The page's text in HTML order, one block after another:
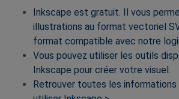
Inkscape est gratuit. Il vous
illustrations au format vectoriel
format compatible avec notre
Vous pouvez utiliser les outils
Inkscape pour créer votre visuel.
Retrouver toutes les informations